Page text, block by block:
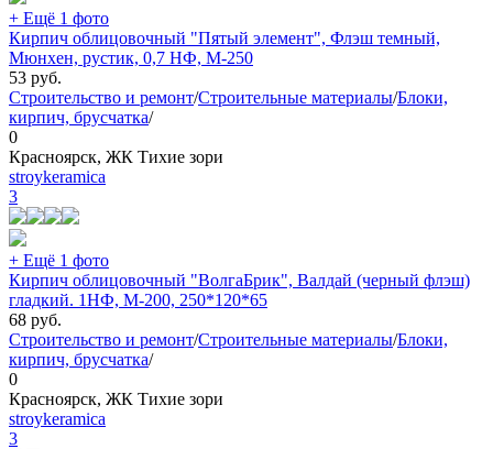
+ Ещё 1 фото
Кирпич облицовочный "Пятый элемент", Флэш темный,
Мюнхен, рустик, 0,7 НФ, М-250
53 руб.
Строительство и ремонт/Строительные материалы/Блоки,
кирпич, брусчатка/
0
Красноярск, ЖК Тихие зори
stroykeramica
3
+ Ещё 1 фото
Кирпич облицовочный "ВолгаБрик", Валдай (черный флэш)
гладкий. 1НФ, М-200, 250*120*65
68 руб.
Строительство и ремонт/Строительные материалы/Блоки,
кирпич, брусчатка/
0
Красноярск, ЖК Тихие зори
stroykeramica
3